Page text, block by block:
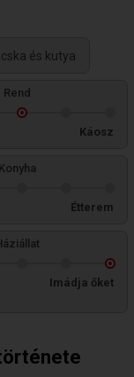
és kutya
Rend
Káosz
Konyha
Étterem
Imádja őket